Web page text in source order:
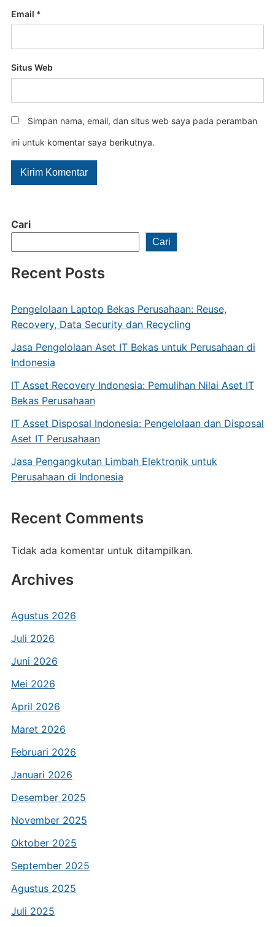
Cari
Cari
Recent Posts
Pengelolaan Laptop Bekas Perusahaan: Reuse,
Recovery, Data Security dan Recycling
Jasa Pengelolaan Aset IT Bekas untuk Perusahaan di
Indonesia
IT Asset Recovery Indonesia: Pemulihan Nilai Aset IT
Bekas Perusahaan
IT Asset Disposal Indonesia: Pengelolaan dan Disposal
Aset IT Perusahaan
Jasa Pengangkutan Limbah Elektronik untuk
Perusahaan di Indonesia
Recent Comments
Tidak ada komentar untuk ditampilkan.
Archives
Agustus 2026
Juli 2026
Juni 2026
Mei 2026
April 2026
Maret 2026
Februari 2026
Januari 2026
Desember 2025
November 2025
Oktober 2025
September 2025
Agustus 2025
Juli 2025
Email *
Situs Web
Simpan nama, email, dan situs web saya pada peramban
ini untuk komentar saya berikutnya.